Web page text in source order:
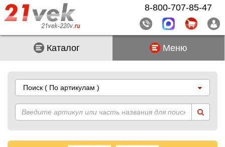
Каталог Меню
Поиск ( По артикулам )
8-800-707-85-47